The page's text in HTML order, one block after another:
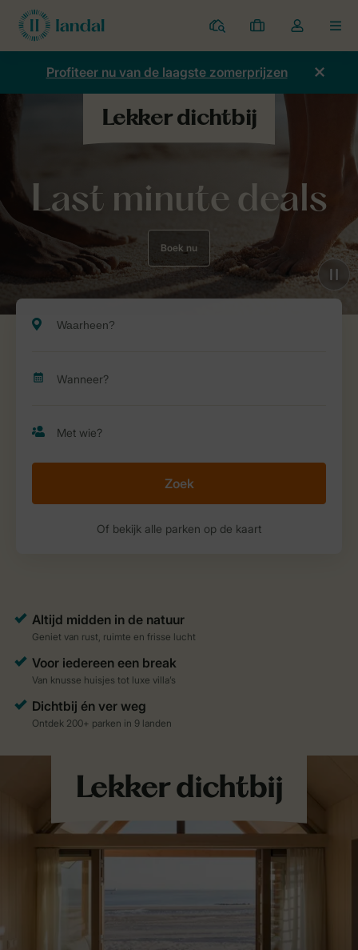
Parken
Mijn
boekingen
Open
de
dropdown
Profiteer nu van de laagste zomerprijzen
Last minute deals
Boek nu
Zoek
Of bekijk alle parken op de kaart